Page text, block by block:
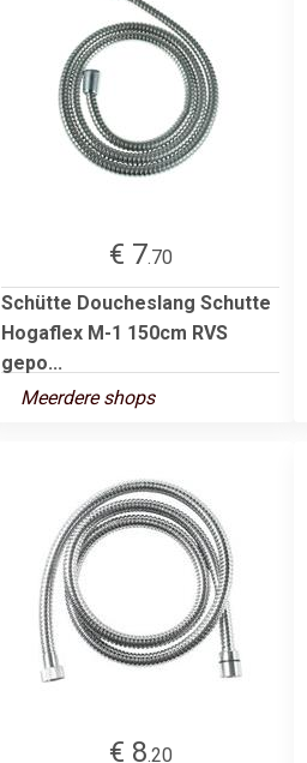
€ 7.70
Schütte Doucheslang Schutte
Hogaflex M-1 150cm RVS
gepo...
Meerdere shops
€ 8.20